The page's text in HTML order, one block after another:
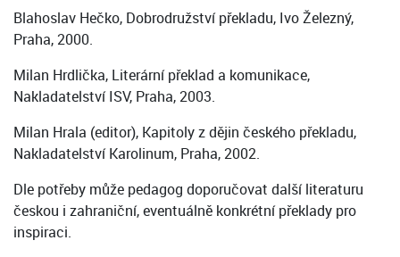
Blahoslav Hečko, Dobrodružství překladu, Ivo Železný,
Praha, 2000.
Milan Hrdlička, Literární překlad a komunikace,
Nakladatelství ISV, Praha, 2003.
Milan Hrala (editor), Kapitoly z dějin českého překladu,
Nakladatelství Karolinum, Praha, 2002.
Dle potřeby může pedagog doporučovat další literaturu
českou i zahraniční, eventuálně konkrétní překlady pro
inspiraci.